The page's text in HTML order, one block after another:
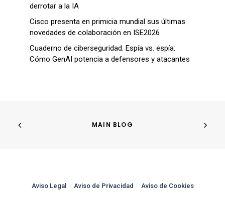
derrotar a la IA
Cisco presenta en primicia mundial sus últimas
novedades de colaboración en ISE2026
Cuaderno de ciberseguridad. Espía vs. espía:
Cómo GenAI potencia a defensores y atacantes
MAIN BLOG
Aviso Legal Aviso de Privacidad Aviso de Cookies